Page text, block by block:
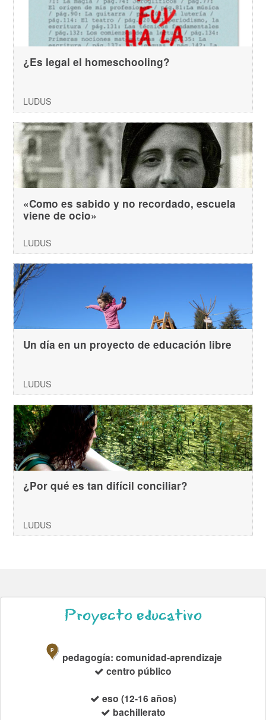
¿Es legal el homeschooling?
LUDUS
«Como es sabido y no recordado, escuela
viene de ocio»
LUDUS
Un día en un proyecto de educación libre
LUDUS
¿Por qué es tan difícil conciliar?
LUDUS
Proyecto educativo
p
pedagogía: comunidad-aprendizaje
centro público
eso (12-16 años)
bachillerato